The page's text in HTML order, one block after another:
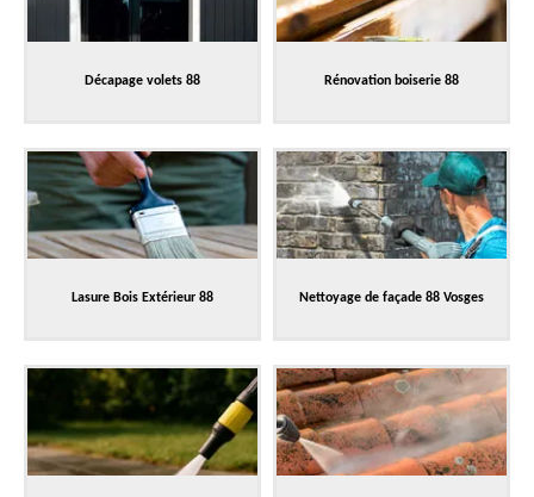
Décapage volets 88 Rénovation boiserie 88
Lasure Bois Extérieur 88 Nettoyage de façade 88 Vosges